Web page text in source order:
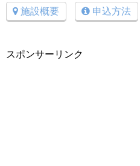
施設概要 申込方法
スポンサーリンク